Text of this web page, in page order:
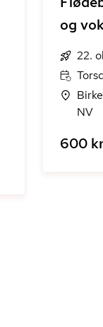
og
22.
NV
600